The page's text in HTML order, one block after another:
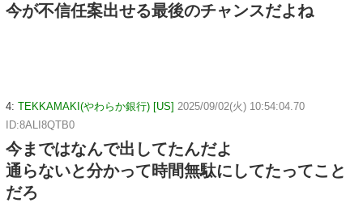
今が不信任案出せる最後のチャンスだよね
4: TEKKAMAKI(やわらか銀行) [US] 2025/09/02(火) 10:54:04.70
ID:8ALI8QTB0
今まではなんで出してたんだよ
通らないと分かって時間無駄にしてたってこと
だろ